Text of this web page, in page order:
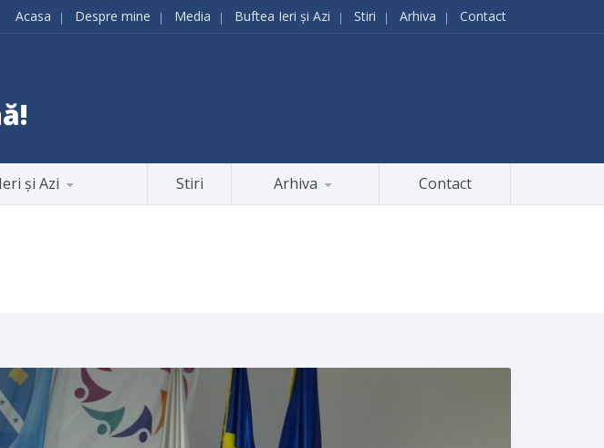
Acasa Despre mine Media Buftea Ieri și Azi Stiri Arhiva Contact
și Azi Stiri Arhiva Contact